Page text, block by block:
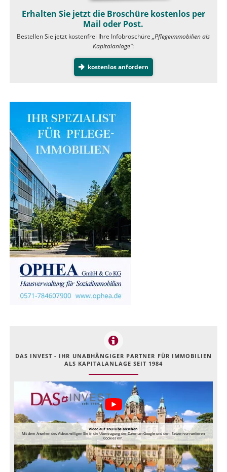
Erhalten Sie jetzt die Broschüre kostenlos per
Mail oder Post.
Bestellen Sie jetzt kostenfrei Ihre Infobroschüre„Pflegeimmobilien als
Kapitalanlage”:
kostenlos anfordern
DAS INVEST - IHR UNABHÄNGIGER PARTNER FÜR IMMOBILIEN
ALS KAPITALANLAGE SEIT 1984
Video auf YouTube ansehen
Mit dem Ansehen des Videos willigen Sie in die Übertragung der Daten an Google und dem Setzen von weiteren
Cookies ein.